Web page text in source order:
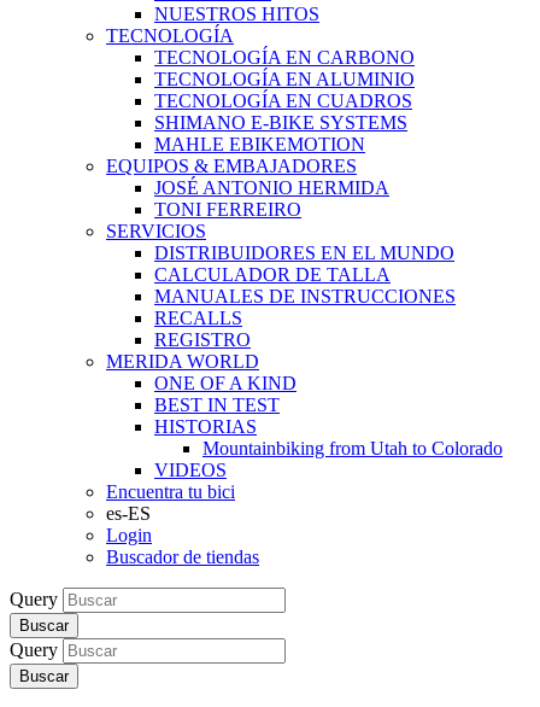
NUESTROS HITOS
TECNOLOGÍA
TECNOLOGÍA EN CARBONO
TECNOLOGÍA EN ALUMINIO
TECNOLOGÍA EN CUADROS
SHIMANO E-BIKE SYSTEMS
MAHLE EBIKEMOTION
EQUIPOS & EMBAJADORES
JOSÉ ANTONIO HERMIDA
TONI FERREIRO
SERVICIOS
DISTRIBUIDORES EN EL MUNDO
CALCULADOR DE TALLA
MANUALES DE INSTRUCCIONES
RECALLS
REGISTRO
MERIDA WORLD
ONE OF A KIND
BEST IN TEST
HISTORIAS
Mountainbiking from Utah to Colorado
VIDEOS
Encuentra tu bici
es-ES
Login
Buscador de tiendas
Query
Buscar
Query
Buscar